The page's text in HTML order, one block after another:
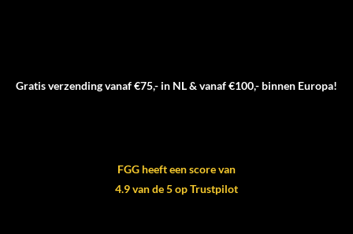
Gratis verzending vanaf €75,- in NL & vanaf €100,- binnen Europa!
FGG heeft een score van
4.9 van de 5 op Trustpilot